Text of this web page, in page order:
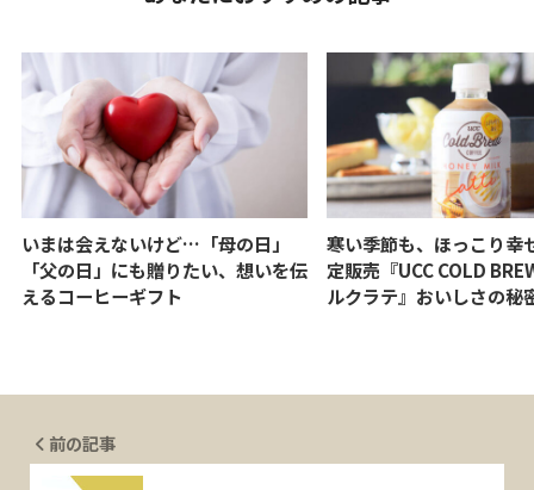
いまは会えないけど…「母の日」
「父の日」にも贈りたい、想いを伝
えるコーヒーギフト
寒い季節も、ほっこり幸
定販売『UCC COLD
ルクラテ』おいしさの秘
前の記事